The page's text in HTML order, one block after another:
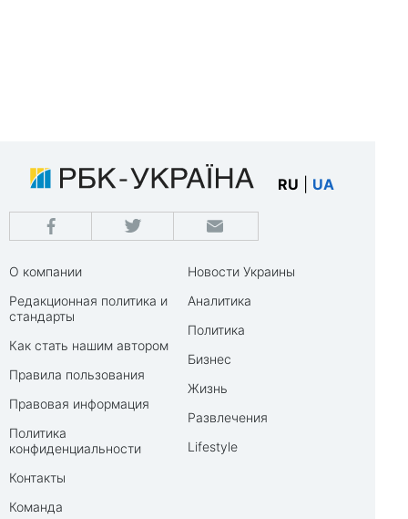
RU UA
О компании
Редакционная политика и
стандарты
Как стать нашим автором
Правила пользования
Правовая информация
Политика
конфиденциальности
Контакты
Команда
Новости Украины
Аналитика
Политика
Бизнес
Жизнь
Развлечения
Lifestyle